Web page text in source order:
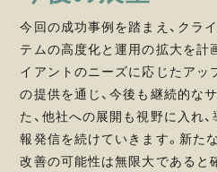
今回の成功事例を踏まえ、クラ
テムの高度化と運用の拡大を計
イアントのニーズに応じたアッ
の提供を通じ、今後も継続的な
た、他社への展開も視野に入れ
報発信を続けていきます。新た
改善の可能性は無限大であると